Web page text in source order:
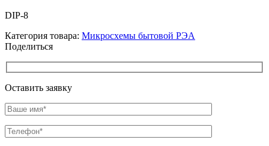
DIP-8
Категория товара: Микросхемы бытовой РЭА
Поделиться
Оставить заявку